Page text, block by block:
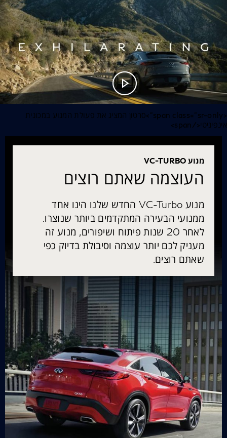
<span class="sr-only">סרטון המציג את פעולת המנוע במכונית
אינפיניטי</span>
העוצמה שאתם רוצים
מנוע VC-TURBO
מנוע VC-Turbo החדש שלנו הינו אחד
ממנועי הבעירה המתקדמים ביותר שנוצרו.
לאחר 20 שנות פיתוח ושיפורים, מנוע זה
מעניק לכם יותר עוצמה וסיבולת בדיוק כפי
שאתם רוצים.